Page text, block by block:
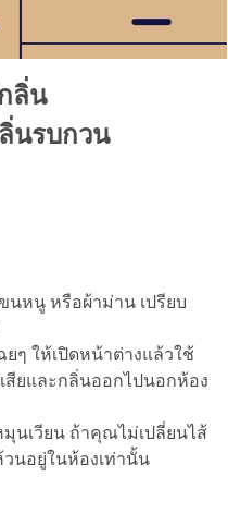
ลิ่น
นรบกวน
นหนู หรือผ้าม่าน เปรียบ
ยๆ ให้เปิดหน้าต่างแล้วใช้
สียและกลิ่นออกไปนอกห้อง
นเวียน ถ้าคุณไม่เปลี่ยนไส้
นอยู่ในห้องเท่านั้น